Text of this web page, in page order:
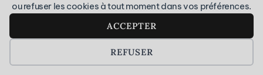
ou refuser les cookies à tout moment dans vos préférences.
ACCEPTER
REFUSER
PRÉFÉRENCES DES COOKIES